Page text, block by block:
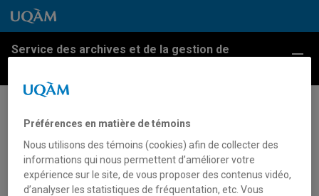
Passer au contenu
Accéder au menu principal
Accéder à la recherche
Passer au contenu
Accéder au menu principal
Service des archives et de la gestion de
L’UQAM célèbre son 40e
anniversaire
Installation 40 ans, 40 chaises, œuvre réalisée par
Préférences en matière de témoins
Nous utilisons des témoins (cookies) afin de collecter des
informations qui nous permettent d’améliorer votre
expérience sur le site, de vous proposer des contenus vidéo,
d’analyser les statistiques de fréquentation, etc. Vous